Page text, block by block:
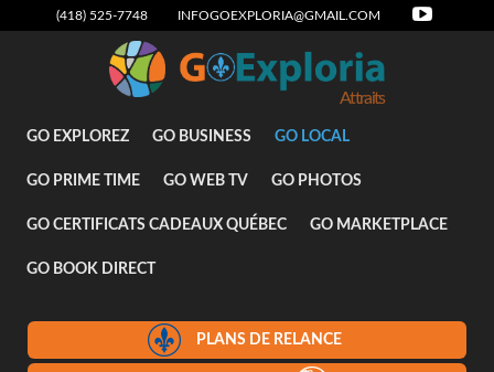
(418) 525-7748 INFOGOEXPLORIA@GMAIL.COM
Attraits
GO EXPLOREZ GO BUSINESS GO LOCAL
GO PRIME TIME GO WEB TV GO PHOTOS
GO CERTIFICATS CADEAUX QUÉBEC GO MARKETPLACE
GO BOOK DIRECT
PLANS DE RELANCE